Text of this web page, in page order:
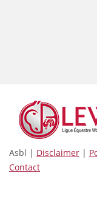
Asbl | Disclaimer |
Contact